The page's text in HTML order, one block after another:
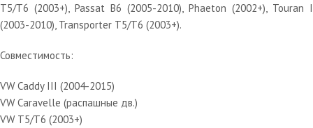
T5/T6 (2003+), Passat B6 (2005-2010), Phaeton (2002+), Touran I
(2003-2010), Transporter T5/T6 (2003+).
Совместимость:
VW Caddy III (2004-2015)
VW Caravelle (распашные дв.)
VW T5/T6 (2003+)